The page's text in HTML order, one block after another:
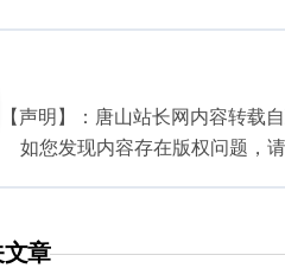
【声明】：唐山站长网内容转载
如您发现内容存在版权问题，
章